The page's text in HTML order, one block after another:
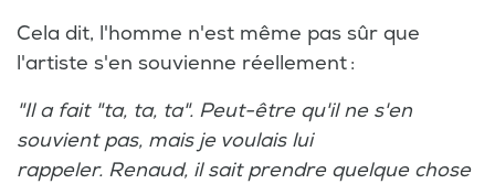
Cela dit, l'homme n'est même pas sûr que
l'artiste s'en souvienne réellement :
"Il a fait "ta, ta, ta". Peut-être qu'il ne s'en
souvient pas, mais je voulais lui
rappeler. Renaud, il sait prendre quelque chose